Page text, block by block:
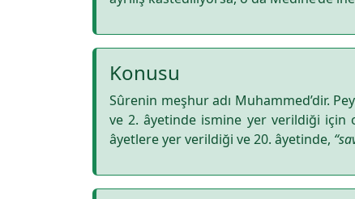
Konusu
Sûrenin meşhur adı Muhammed’dir.
ve 2. âyetinde ismine yer verildiği için
âyetlere yer verildiği ve 20. âyetinde,